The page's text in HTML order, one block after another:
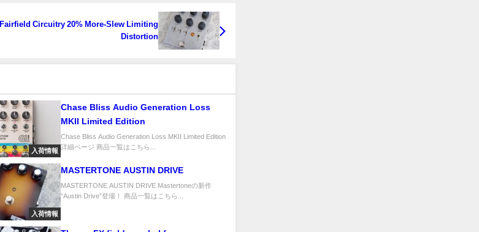
Fairfield Circuitry 20% More-Slew Limiting
Distortion
入荷情報
Chase Bliss Audio Generation Loss
MKII Limited Edition
Chase Bliss Audio Generation Loss MKII Limited Edition
詳細ページ 商品一覧はこちら...
入荷情報
MASTERTONE AUSTIN DRIVE
MASTERTONE AUSTIN DRIVE Mastertoneの新作
“Austin Drive”登場！ 商品一覧はこちら...